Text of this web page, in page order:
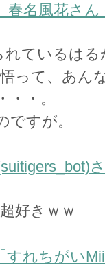
春名風花さ
れているは
って、あん
・。
すが。
好きｗｗ
すれちがい